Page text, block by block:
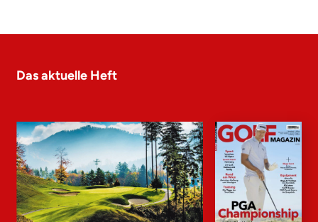
Das aktuelle Heft